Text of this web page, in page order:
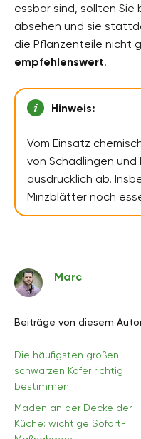
essbar sind, sollten
absehen und sie
die Pflanzenteile nicht
empfehlenswert.
Hinweis:
Vom Einsatz
von Schädlingen
ausdrücklich ab.
Minzblätter noch
Marc
Beiträge von diesem
Die häufigsten großen
schwarzen Käfer richtig
bestimmen
Maden an der Decke der
Küche: wichtige Sofort-